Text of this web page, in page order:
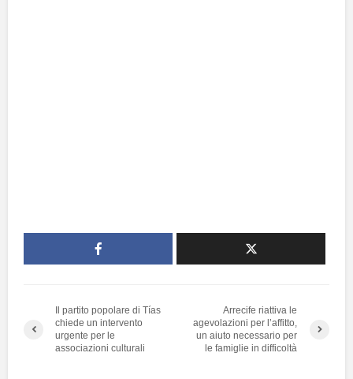
Il partito popolare di Tías
chiede un intervento
urgente per le
associazioni culturali
Arrecife riattiva le
agevolazioni per l’affitto,
un aiuto necessario per
le famiglie in difficoltà